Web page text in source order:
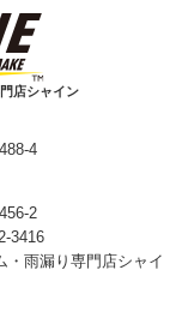
店シャイン
4
2
3416
雨漏り専門店シャイ